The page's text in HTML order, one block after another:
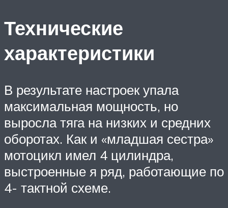
Технические
характеристики
В результате настроек упала
максимальная мощность, но
выросла тяга на низких и средних
оборотах. Как и «младшая сестра»
мотоцикл имел 4 цилиндра,
выстроенные я ряд, работающие по
4- тактной схеме.